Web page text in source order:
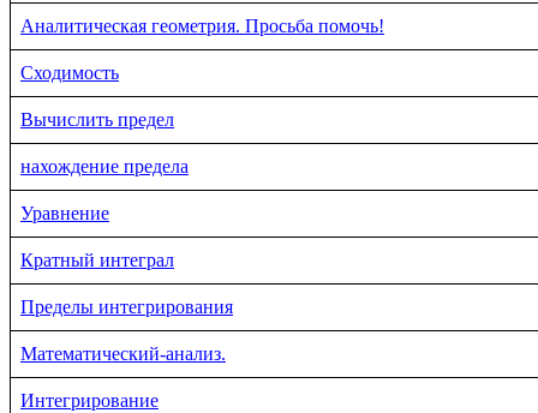
Аналитическая геометрия. Просьба помочь!
Сходимость
Вычислить предел
нахождение предела
Уравнение
Кратный интеграл
Пределы интегрирования
Математический-анализ.
Интегрирование